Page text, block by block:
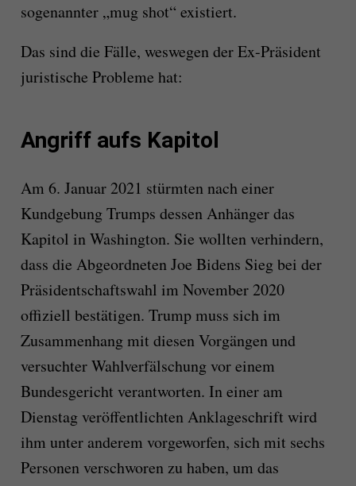
sogenannter „mug shot“ existiert.
Das sind die Fälle, weswegen der Ex-Präsident
juristische Probleme hat:
Angriff aufs Kapitol
Am 6. Januar 2021 stürmten nach einer
KundgebungTrumps dessen Anhänger das
Kapitol in Washington. Sie wollten verhindern,
dass die Abgeordneten Joe Bidens Sieg bei der
Präsidentschaftswahl im November 2020
offiziell bestätigen. Trump muss sich im
Zusammenhang mit diesen Vorgängen und
versuchter Wahlverfälschung vor einem
Bundesgericht verantworten. In einer am
Dienstag veröffentlichten Anklageschrift wird
ihm unter anderem vorgeworfen, sich mit sechs
Personen verschworen zu haben, um das